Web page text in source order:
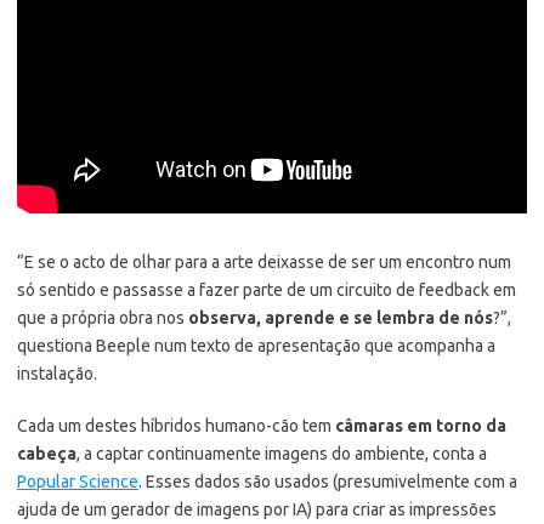
“E se o acto de olhar para a arte deixasse de ser um encontro num
só sentido e passasse a fazer parte de um circuito de feedback em
que a própria obra nos observa, aprende e se lembra de nós?”,
questiona Beeple num texto de apresentação que acompanha a
instalação.
Cada um destes híbridos humano-cão tem câmaras em torno da
cabeça, a captar continuamente imagens do ambiente, conta a
Popular Science. Esses dados são usados (presumivelmente com a
ajuda de um gerador de imagens por IA) para criar as impressões